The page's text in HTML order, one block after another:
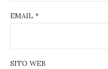
EMAIL *
SITO WEB